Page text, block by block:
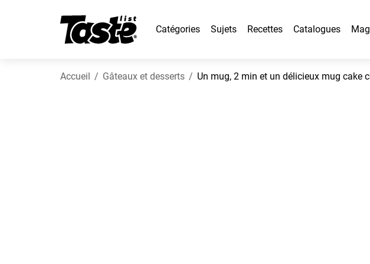
Catégories Sujets Recettes Catalogues
Accueil Gâteaux et desserts Un mug, 2 min et un délicieux mug cake